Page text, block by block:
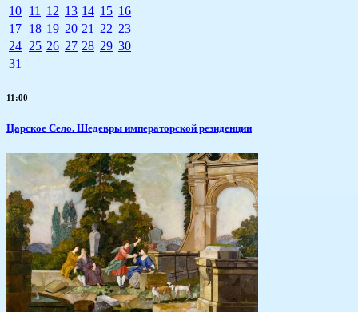
10 11 12 13 14 15 16
17 18 19 20 21 22 23
24 25 26 27 28 29 30
31
11:00
Царское Село. Шедевры императорской резиденции